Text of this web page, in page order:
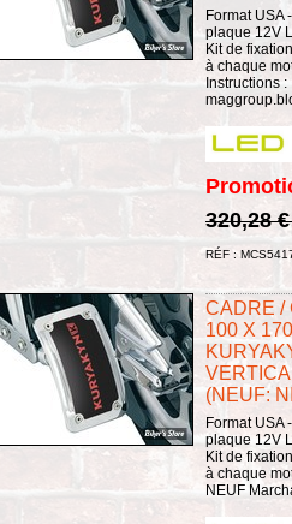
Format USA
plaque 12V
Kit de
à chaque
Instructions :
320,28
RÉF :
CADRE /
100 X
(NEUF:
Format USA
plaque 12V
Kit de
à chaque
NEUF